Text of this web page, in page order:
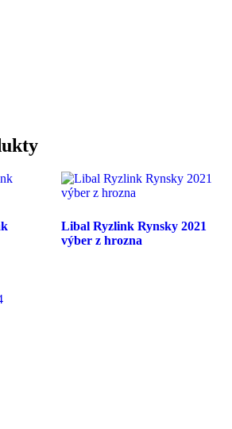
Libal Ryzlink Rynsky 2021
výber z hrozna